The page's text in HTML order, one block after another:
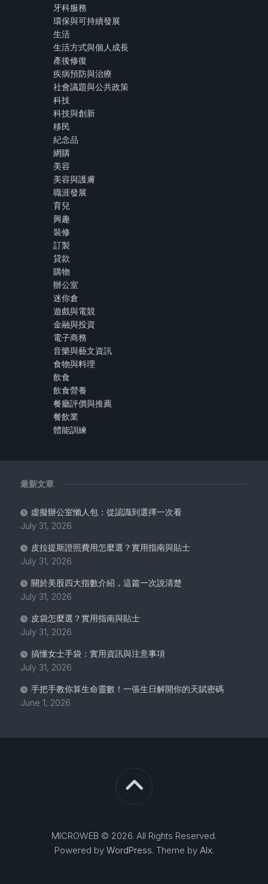
最新文章
虛擬辦公室懶人包：從認識到選擇一次看
July 31, 2026
皮拉提斯證照費用怎麼選？實用指南與貼士
July 31, 2026
關於美股四大指數介紹，這篇一次說清楚
July 31, 2026
皮袋怎麼選？實用指南與貼士
July 31, 2026
搞懂女士手袋：實用資訊與注意事項
July 31, 2026
手把手教你算生命靈數！一張生日解開你的天賦密碼
June 1, 2026
牙科服務
環保與可持續發展
生活
生活方式與個人成長
產後修復
疾病預防與治療
社會議題與公共政策
科技
科技與創新
移民
紀念品
網購
美容
美容與護膚
職涯發展
育兒
興趣
裝修
訂製
貸款
購物
辦公室
迷你倉
遊戲與電競
金融與投資
電子商務
音樂與藝文資訊
食物與料理
飲食
飲食營養
餐廳評價與推薦
餐飲業
體能訓練
MICROWEB © 2026. All Rights Reserved.
Powered by WordPress. Theme by Alx.